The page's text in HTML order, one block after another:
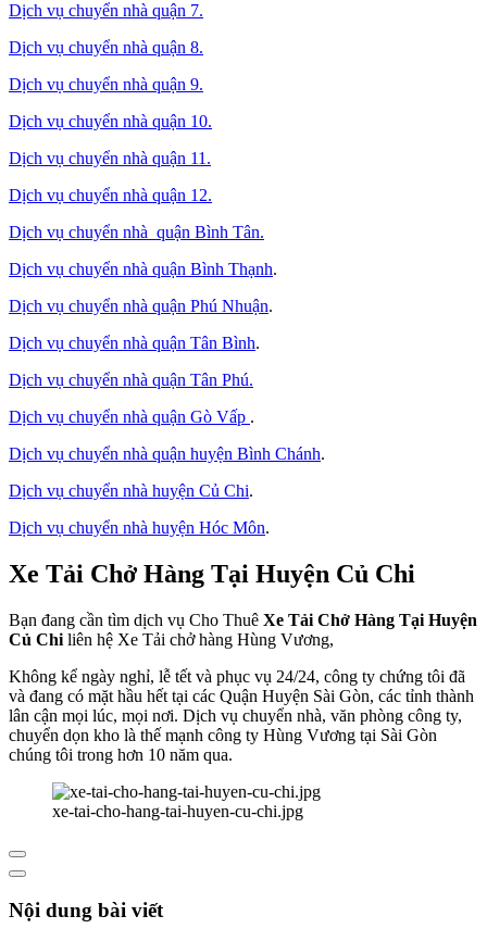
Dịch vụ chuyển nhà quận 7.
Dịch vụ chuyển nhà quận 8.
Dịch vụ chuyển nhà quận 9.
Dịch vụ chuyển nhà quận 10.
Dịch vụ chuyển nhà quận 11.
Dịch vụ chuyển nhà quận 12.
Dịch vụ chuyển nhà quận Bình Tân.
Dịch vụ chuyển nhà quận Bình Thạnh.
Dịch vụ chuyển nhà quận Phú Nhuận.
Dịch vụ chuyển nhà quận Tân Bình.
Dịch vụ chuyển nhà quận Tân Phú.
Dịch vụ chuyển nhà quận Gò Vấp .
Dịch vụ chuyển nhà quận huyện Bình Chánh.
Dịch vụ chuyển nhà huyện Củ Chi.
Dịch vụ chuyển nhà huyện Hóc Môn.
Xe Tải Chở Hàng Tại Huyện Củ Chi
Bạn đang cần tìm dịch vụ Cho Thuê Xe Tải Chở Hàng Tại Huyện
Củ Chi liên hệ Xe Tải chở hàng Hùng Vương,
Không kể ngày nghỉ, lễ tết và phục vụ 24/24, công ty chứng tôi đã
và đang có mặt hầu hết tại các Quận Huyện Sài Gòn, các tỉnh thành
lân cận mọi lúc, mọi nơi. Dịch vụ chuyển nhà, văn phòng công ty,
chuyển dọn kho là thế mạnh công ty Hùng Vương tại Sài Gòn
chúng tôi trong hơn 10 năm qua.
xe-tai-cho-hang-tai-huyen-cu-chi.jpg
Nội dung bài viết